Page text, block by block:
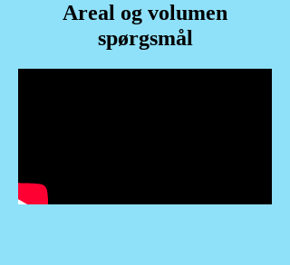
Areal og volumen
spørgsmål